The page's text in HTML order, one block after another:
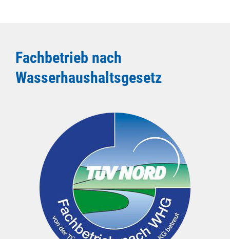
Fachbetrieb nach
Wasserhaushaltsgesetz